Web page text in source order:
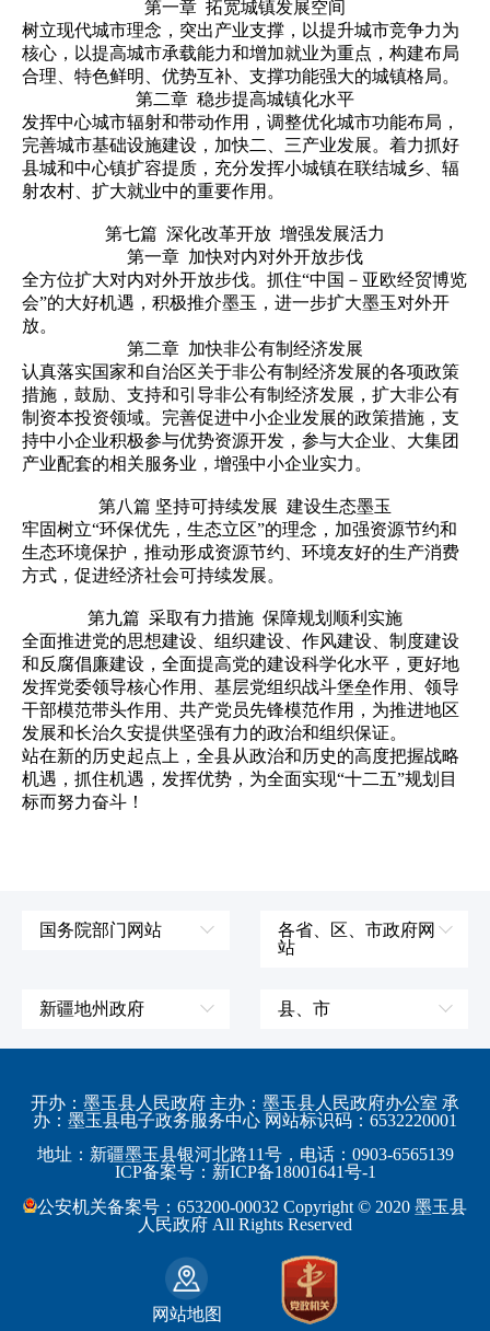
第一章 拓宽城镇发展空间
树立现代城市理念，突出产业支撑，以提升城市竞争力为
核心，以提高城市承载能力和增加就业为重点，构建布局
合理、特色鲜明、优势互补、支撑功能强大的城镇格局。
第二章 稳步提高城镇化水平
发挥中心城市辐射和带动作用，调整优化城市功能布局，
完善城市基础设施建设，加快二、三产业发展。着力抓好
县城和中心镇扩容提质，充分发挥小城镇在联结城乡、辐
射农村、扩大就业中的重要作用。
第七篇 深化改革开放 增强发展活力
第一章 加快对内对外开放步伐
全方位扩大对内对外开放步伐。抓住“中国－亚欧经贸博览
会”的大好机遇，积极推介墨玉，进一步扩大墨玉对外开
放。
第二章 加快非公有制经济发展
认真落实国家和自治区关于非公有制经济发展的各项政策
措施，鼓励、支持和引导非公有制经济发展，扩大非公有
制资本投资领域。完善促进中小企业发展的政策措施，支
持中小企业积极参与优势资源开发，参与大企业、大集团
产业配套的相关服务业，增强中小企业实力。
第八篇 坚持可持续发展 建设生态墨玉
牢固树立“环保优先，生态立区”的理念，加强资源节约和
生态环境保护，推动形成资源节约、环境友好的生产消费
方式，促进经济社会可持续发展。
第九篇 采取有力措施 保障规划顺利实施
全面推进党的思想建设、组织建设、作风建设、制度建设
和反腐倡廉建设，全面提高党的建设科学化水平，更好地
发挥党委领导核心作用、基层党组织战斗堡垒作用、领导
干部模范带头作用、共产党员先锋模范作用，为推进地区
发展和长治久安提供坚强有力的政治和组织保证。
站在新的历史起点上，全县从政治和历史的高度把握战略
机遇，抓住机遇，发挥优势，为全面实现“十二五”规划目
标而努力奋斗！
国务院部门网站
国防部
教育部
工业和信息化部
监察部
民政部
各省、区、市政府网
站
江苏省
浙江省
安徽省
福建省
新疆地州政府
伊犁哈萨克自治州
阿勒泰地区
博尔塔拉蒙古自治州
吐鲁番地区
巴音郭楞蒙古自治州
县、市
皮山县
策勒县
民丰县
和田市
开办：墨玉县人民政府 主办：墨玉县人民政府办公室 承
办：墨玉县电子政务服务中心 网站标识码：6532220001
地址：新疆墨玉县银河北路11号，电话：0903-6565139
ICP备案号：新ICP备18001641号-1
公安机关备案号：653200-00032 Copyright © 2020 墨玉县
人民政府 All Rights Reserved
网站地图